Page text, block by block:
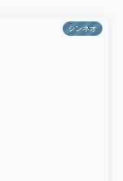
シンネオ